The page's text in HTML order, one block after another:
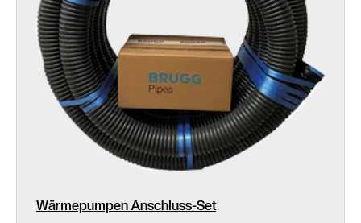
Wärmepumpen Anschluss-Set